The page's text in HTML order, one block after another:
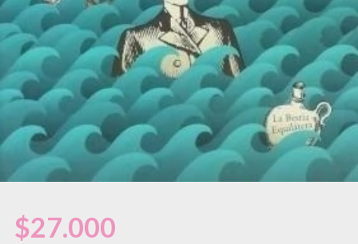
$27.000